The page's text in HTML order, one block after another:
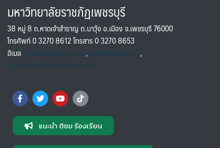
มหาวิทยาลัยราชภัฏเพชรบุรี
38 หมู่ 8 ถ.หาดเจ้าสำราญ ต.นาวุ้ง อ.เมือง จ.เพชรบุรี 76000
โทรศัพท์ 0 3270 8612 โทรสาร 0 3270 8653
อีเมล saraban@pbru.ac.th, info@pbru.ac.th,
international@mail.pbru.ac.th
แนะนำ ติชม ร้องเรียน